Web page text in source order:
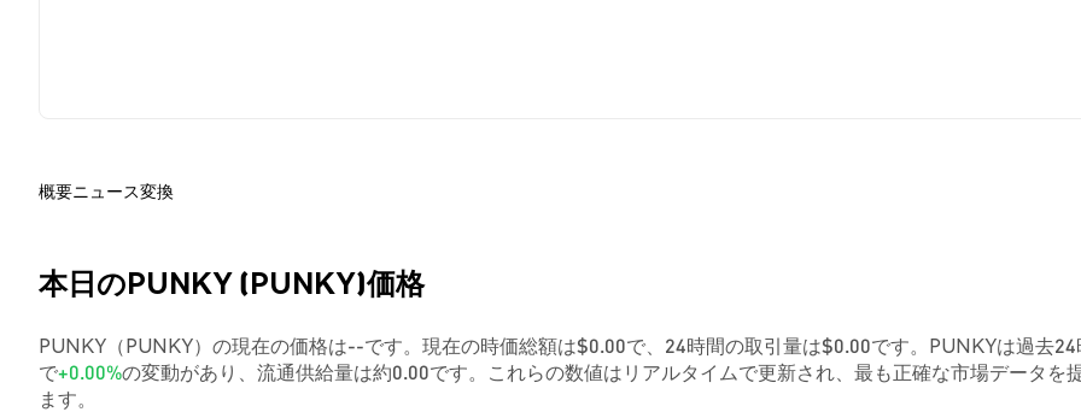
概要ニュース変換
本日のPUNKY (PUNKY)価格
PUNKY（PUNKY）の現在の価格は--です。現在の時価総額は$0.00で、24時間の取引量は$0.00です。PUNKYは過去24
で+0.00%の変動があり、流通供給量は約0.00です。これらの数値はリアルタイムで更新され、最も正確な市場データを
ます。